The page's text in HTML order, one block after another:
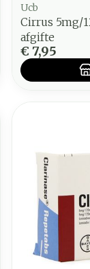
Ucb
Cirrus 5mg/
afgifte
€ 7,95